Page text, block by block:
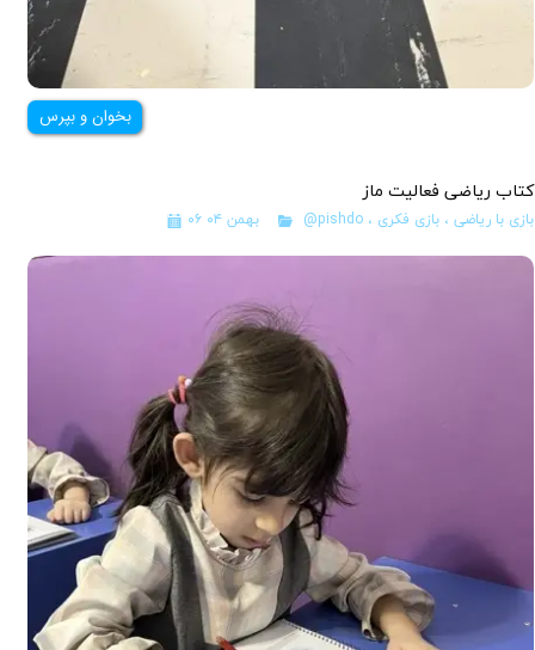
بخوان و بپرس
کتاب ریاضی فعالیت ماز
۰۶ بهمن ۰۴ @pishdo، بازی با ریاضی ،بازی فکری